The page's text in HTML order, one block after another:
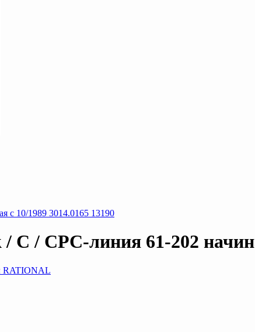
C / CPC-линия 61-202
RATIONAL